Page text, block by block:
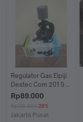
Regulator Gas Elpiji
Destec Com 201 S /
Destec 201S - Pack
Bubble
Rp89.000
Rp125.000 29%
Jakarta Pusat